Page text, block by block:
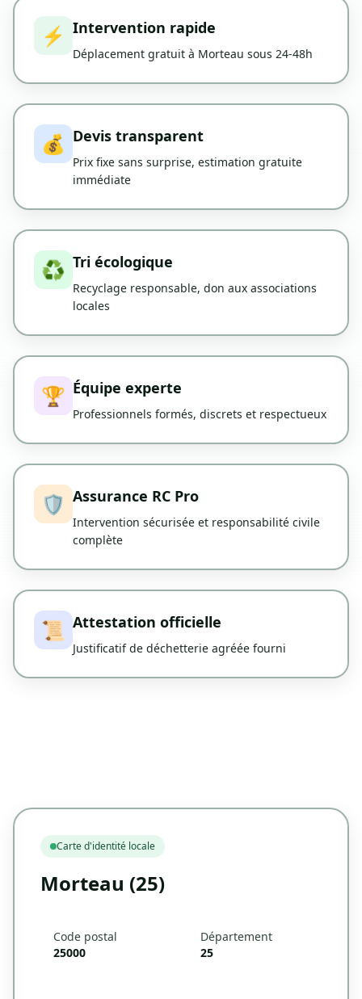
⚡ Intervention rapide
Déplacement gratuit à Morteau sous 24-48h
💰 Devis transparent
Prix fixe sans surprise, estimation gratuite
immédiate
♻️ Tri écologique
Recyclage responsable, don aux associations
locales
🏆 Équipe experte
Professionnels formés, discrets et respectueux
🛡️ Assurance RC Pro
Intervention sécurisée et responsabilité civile
complète
📜 Attestation officielle
Justificatif de déchetterie agréée fourni
Carte d'identité locale
Morteau (25)
Code postal
25000
Département
25